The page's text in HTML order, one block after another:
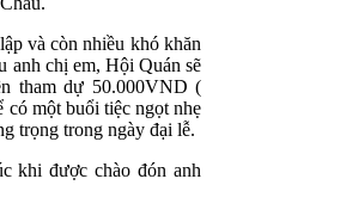
và còn nhiều khó khăn
anh chị em, Hội Quán sẽ
tham dự 50.000VND (
có một buổi tiệc ngọt nhẹ
trọng trong ngày đại lễ.
khi được chào đón anh